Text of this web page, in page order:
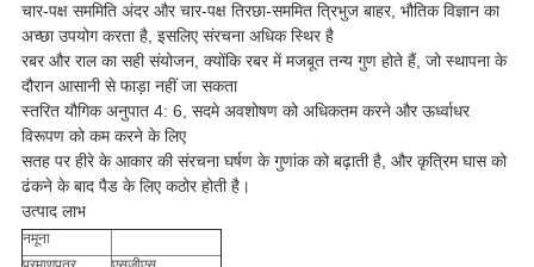
चार-पक्ष सममिति अंदर और चार-पक्ष तिरछा-सममित त्रिभुज बाहर, भौतिक विज्ञान का
अच्छा उपयोग करता है, इसलिए संरचना अधिक स्थिर है
रबर और राल का सही संयोजन, क्योंकि रबर में मजबूत तन्य गुण होते हैं, जो स्थापना के
दौरान आसानी से फाड़ा नहीं जा सकता
स्तरित यौगिक अनुपात 4: 6, सदमे अवशोषण को अधिकतम करने और ऊर्ध्वाधर
विरूपण को कम करने के लिए
सतह पर हीरे के आकार की संरचना घर्षण के गुणांक को बढ़ाती है, और कृत्रिम घास को
ढंकने के बाद पैड के लिए कठोर होती है।
उत्पाद लाभ
नमूना